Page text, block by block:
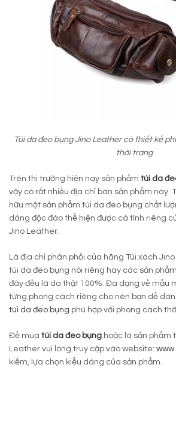
Túi da đeo bụng Jino Leather có thiết kế
thời trang
Trên thị trường hiện nay sản phẩm túi da
vậy có rất nhiều địa chỉ bán sản phẩm này.
hữu một sản phẩm túi da đeo bụng chất
dáng độc đáo thể hiện được cá tính riêng
Jino Leather.
Là địa chỉ phân phối của hãng Túi xách
túi da đeo bụng nói riêng hay các sản
đây đều là da thật 100%. Đa dạng về mẫu
từng phong cách riêng cho nên bạn dễ
túi da đeo bụng phù hợp với phong cách
Để mua túi da đeo bụng hoặc là sản phẩm
Leather vui lòng truy cập vào website:
kiếm, lựa chọn kiểu dáng của sản phẩm.